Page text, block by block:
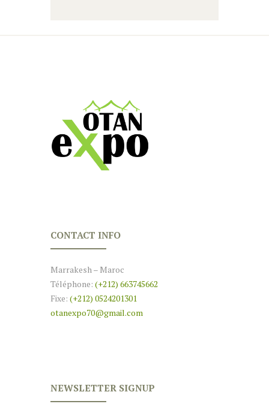
CONTACT INFO
Marrakesh – Maroc
Téléphone: (+212) 663745662
Fixe: (+212) 0524201301
otanexpo70@gmail.com
NEWSLETTER SIGNUP